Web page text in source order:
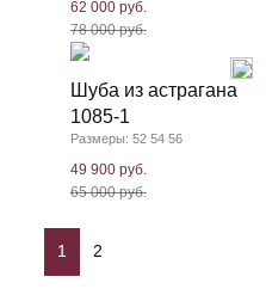
62 000 руб.
78 000 руб.
Шуба из астрагана
1085-1
Размеры: 52 54 56
49 900 руб.
65 000 руб.
1 2